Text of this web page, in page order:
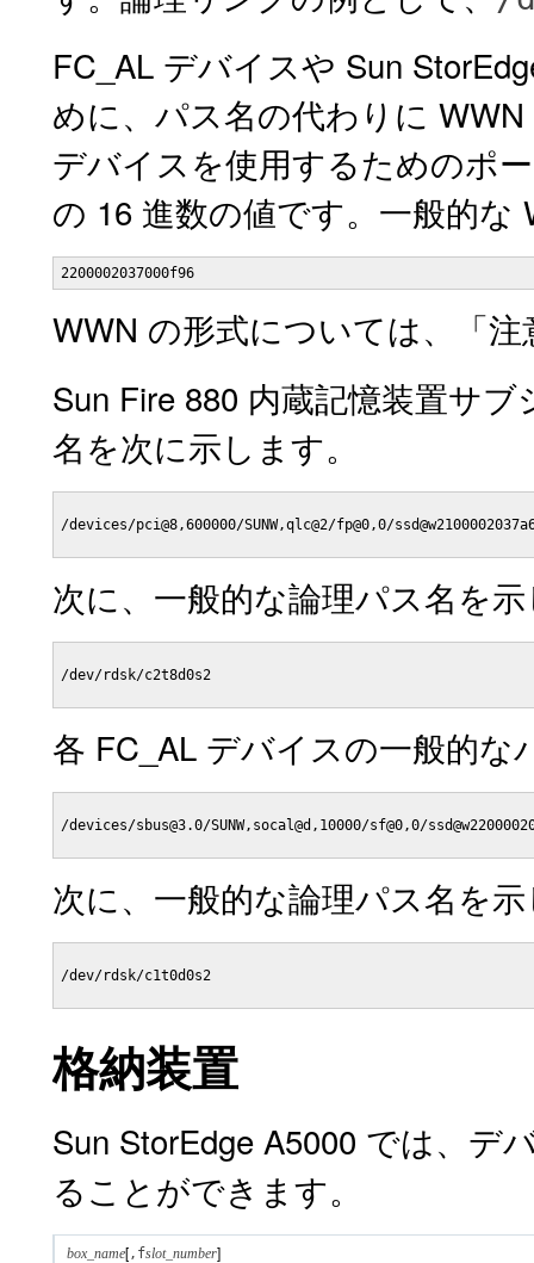
FC_AL デバイスや Sun
めに、パス名の代わりに
デバイスを使用するためのポ
の 16 進数の値です。一般的
2200002037000f96
WWN の形式については、「
Sun Fire 880 内蔵記憶装置サ
名を次に示します。
/devices/pci@8,600000/SUNW,qlc@2/fp@0,0/
次に、一般的な論理パス名を
/dev/rdsk/c2t8d0s2
各 FC_AL デバイスの一般的な
/devices/sbus@3.0/SUNW,socal@d,10000/sf@0,0/
次に、一般的な論理パス名を
/dev/rdsk/c1t0d0s2
格納装置
Sun StorEdge A5000 では、デ
ることができます。
box_name[,fslot_number]